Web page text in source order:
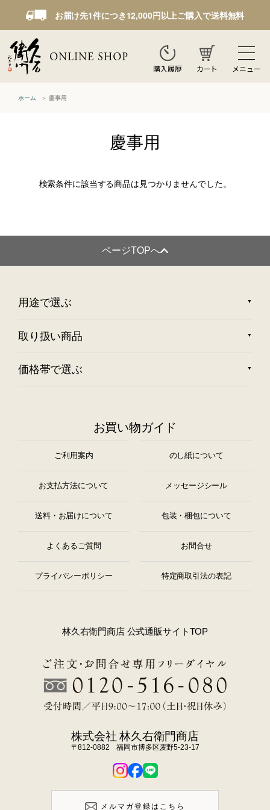
お届け先1件につき12,000円以上ご購入で送料無料
購入履歴 カート メニュー
ホーム 慶事用
慶事用
検索条件に該当する商品は見つかりませんでした。
ページTOPへ
用途で選ぶ
取り扱い商品
価格帯で選ぶ
お買い物ガイド
ご利用案内 のし紙について
お支払方法について メッセージシール
送料・お届けについて 包装・梱包について
よくあるご質問 お問合せ
プライバシーポリシー 特定商取引法の表記
林久右衛門商店 公式通販サイトTOP
株式会社 林久右衛門商店
〒812-0882 福岡市博多区麦野5-23-17
メルマガ登録はこちら